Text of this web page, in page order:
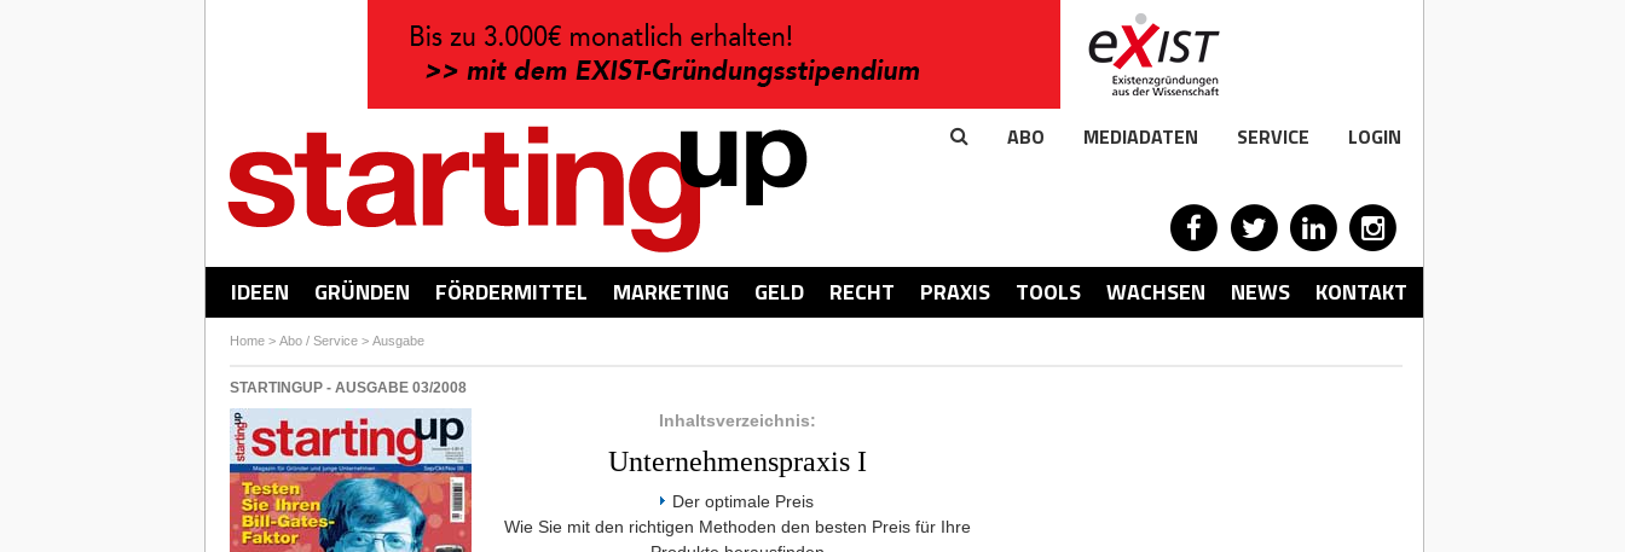
ABO MEDIADATEN SERVICE LOGIN
IDEEN GRÜNDEN FÖRDERMITTEL MARKETING GELD RECHT PRAXIS TOOLS WACHSEN NEWS KONTAKT
Home> Abo / Service> Ausgabe
STARTINGUP - AUSGABE 03/2008
Inhaltsverzeichnis:
Unternehmenspraxis I
Der optimale Preis
Wie Sie mit den richtigen Methoden den besten Preis für Ihre